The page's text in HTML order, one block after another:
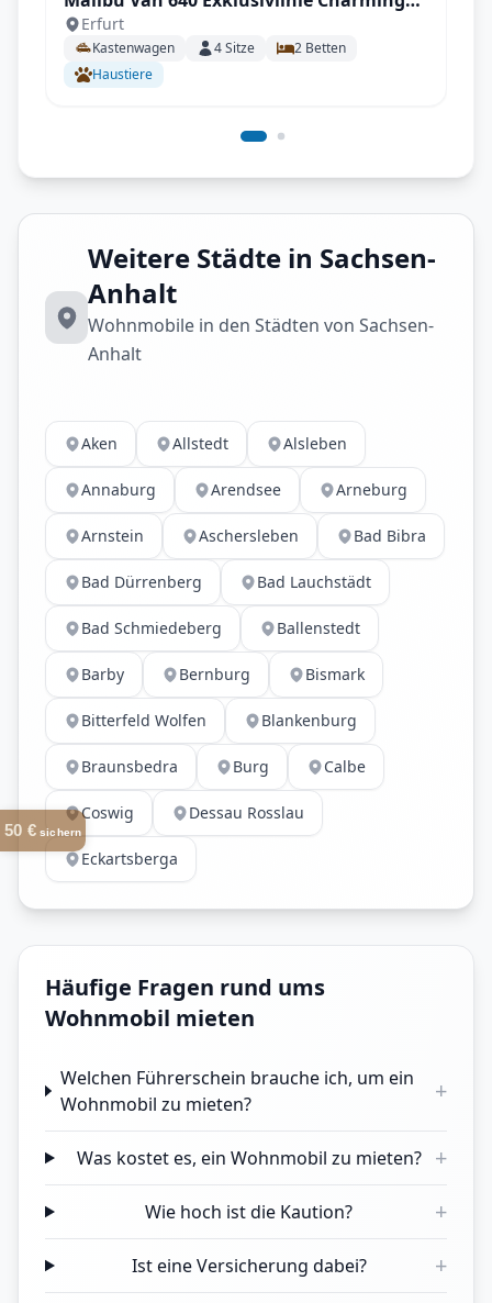
*Solar *Autark #1
Erfurt
Kastenwagen 4Sitze 2 Betten
Haustiere
Weitere Städte in Sachsen-
Anhalt
Wohnmobile in den Städten von Sachsen-
Anhalt
Aken Allstedt Alsleben
Annaburg Arendsee Arneburg
Arnstein Aschersleben Bad Bibra
Bad Dürrenberg Bad Lauchstädt
Bad Schmiedeberg Ballenstedt
Barby Bernburg Bismark
Bitterfeld Wolfen Blankenburg
Braunsbedra Burg Calbe
Coswig Dessau Rosslau
Eckartsberga
Häufige Fragen rund ums
Wohnmobil mieten
Welchen Führerschein brauche ich, um ein
Wohnmobil zu mieten?
+
Was kostet es, ein Wohnmobil zu mieten? +
Wie hoch ist die Kaution? +
Ist eine Versicherung dabei? +
50 €sichern